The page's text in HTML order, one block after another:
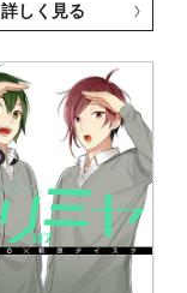
詳しく見る